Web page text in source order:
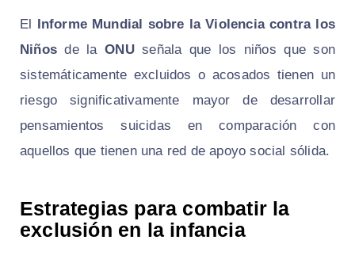
El Informe Mundial sobre la Violencia contra los
Niños de laONUseñala que los niños que son
sistemáticamente excluidos o acosados tienen un
riesgo significativamente mayor de desarrollar
pensamientos suicidas en comparación con
aquellos que tienen una red de apoyo social sólida.
Estrategias para combatir la
exclusión en la infancia